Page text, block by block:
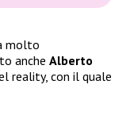
molto
anche Alberto
reality, con il quale